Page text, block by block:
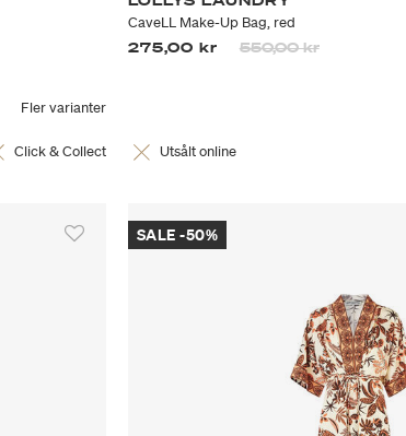
Fler varianter
Click & Collect
CaveLL Make-Up Bag, red
275,00 kr
Priset är nedsatt från
550,00 krtill
Utsålt online
SALE -50%